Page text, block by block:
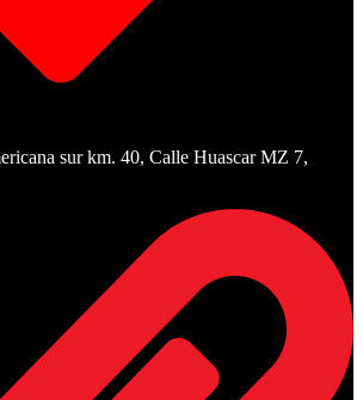
sur km. 40, Calle Huascar MZ 7,